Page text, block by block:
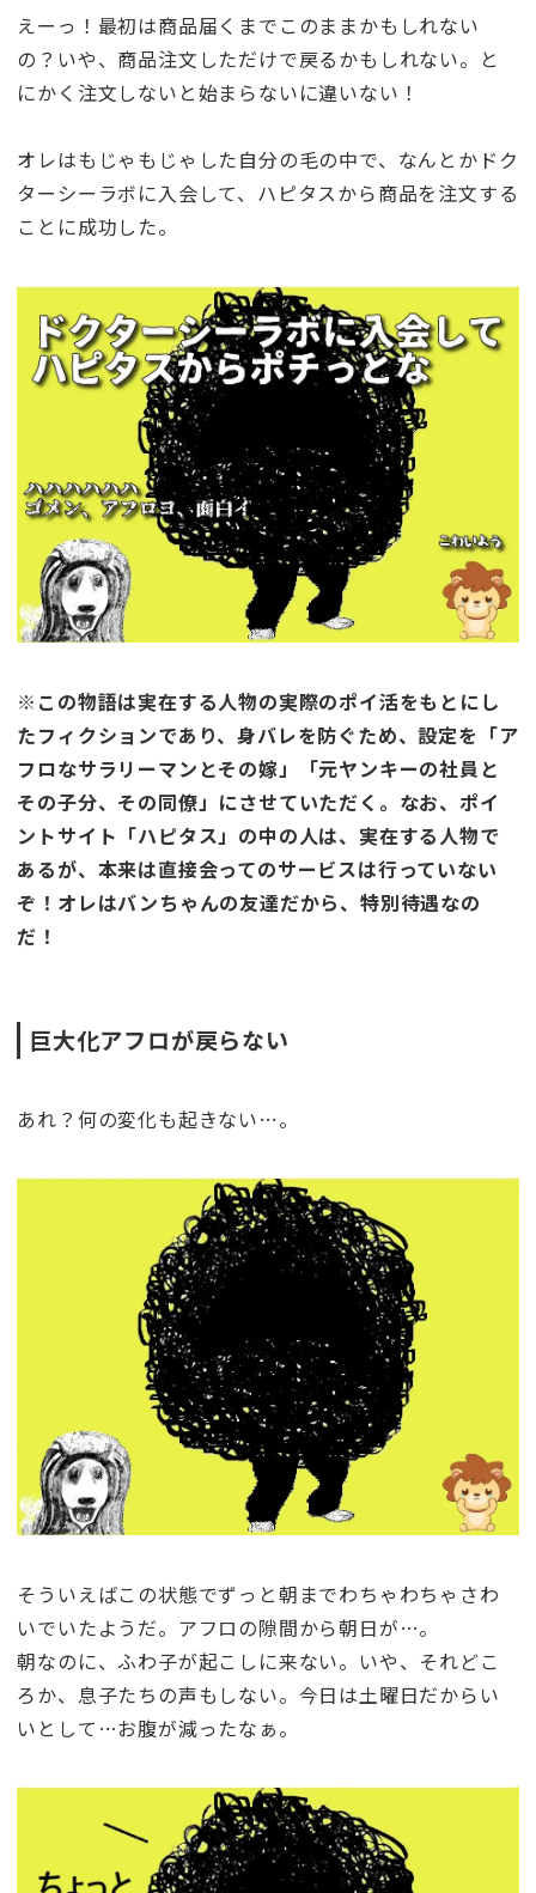
えーっ！最初は商品届くまでこのままかもしれない
の？いや、商品注文しただけで戻るかもしれない。と
にかく注文しないと始まらないに違いない！
オレはもじゃもじゃした自分の毛の中で、なんとかドク
ターシーラボに入会して、ハピタスから商品を注文する
ことに成功した。
※この物語は実在する人物の実際のポイ活をもとにし
たフィクションであり、身バレを防ぐため、設定を「ア
フロなサラリーマンとその嫁」「元ヤンキーの社員と
その子分、その同僚」にさせていただく。なお、ポイ
ントサイト「ハピタス」の中の人は、実在する人物で
あるが、本来は直接会ってのサービスは行っていない
ぞ！オレはバンちゃんの友達だから、特別待遇なの
だ！
巨大化アフロが戻らない
あれ？何の変化も起きない…。
そういえばこの状態でずっと朝までわちゃわちゃさわ
いでいたようだ。アフロの隙間から朝日が…。
朝なのに、ふわ子が起こしに来ない。いや、それどこ
ろか、息子たちの声もしない。今日は土曜日だからい
いとして…お腹が減ったなぁ。